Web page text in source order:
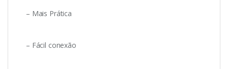
– Mais Prática
– Fácil conexão